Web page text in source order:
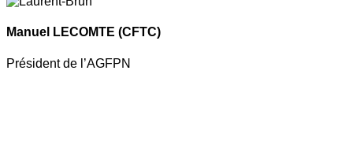
Manuel LECOMTE (CFTC)
Président de l’AGFPN